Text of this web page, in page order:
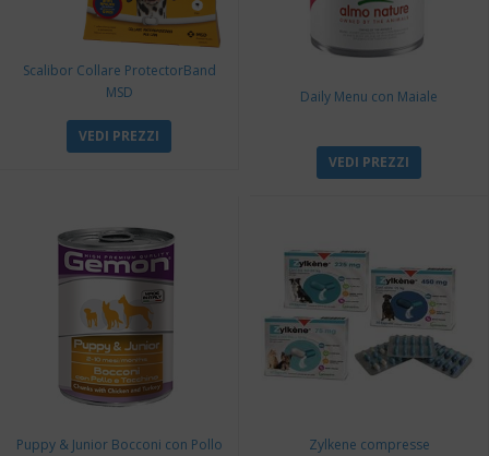
Scalibor Collare ProtectorBand
MSD
VEDI PREZZI
Daily Menu con Maiale
VEDI PREZZI
Puppy & Junior Bocconi con Pollo
Zylkene compresse